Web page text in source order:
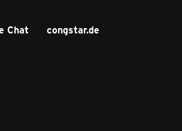
Chat congstar.de